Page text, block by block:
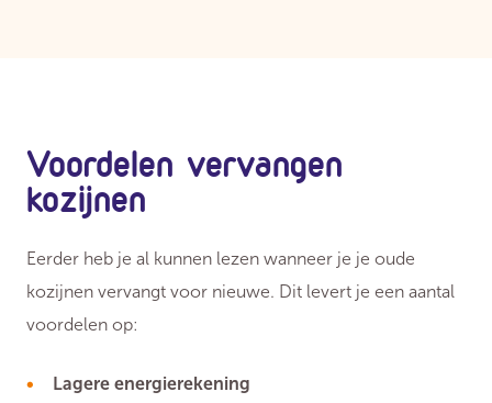
Voordelen vervangen
kozijnen
Eerder heb je al kunnen lezen wanneer je je oude
kozijnen vervangt voor nieuwe. Dit levert je een aantal
voordelen op:
Lagere energierekening